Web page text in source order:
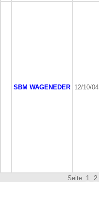
SBM WAGENEDER 12/10/04
Seite 1 2